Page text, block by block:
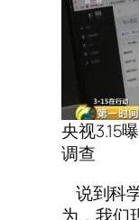
央视3.15
调查
说到科
为，我们